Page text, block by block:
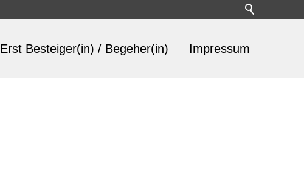
Erst Besteiger(in) / Begeher(in) Impressum